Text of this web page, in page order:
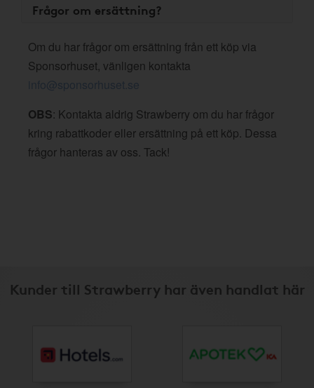
Frågor om ersättning?
Om du har frågor om ersättning från ett köp via
Sponsorhuset, vänligen kontakta
info@sponsorhuset.se
OBS: Kontakta aldrig Strawberry om du har frågor
kring rabattkoder eller ersättning på ett köp. Dessa
frågor hanteras av oss. Tack!
Kunder till Strawberry har även handlat här